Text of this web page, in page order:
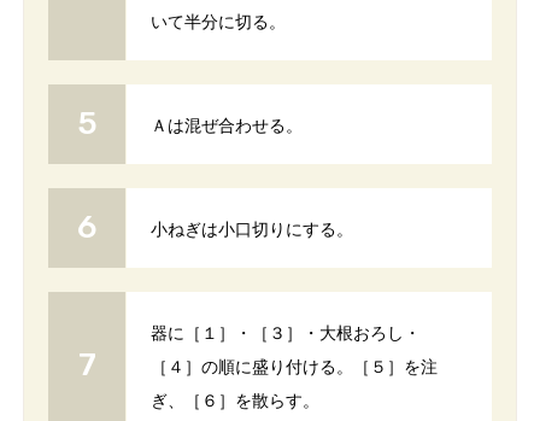
いて半分に切る。
Ａは混ぜ合わせる。
小ねぎは小口切りにする。
器に［１］・［３］・大根おろし・
［４］の順に盛り付ける。［５］を注
ぎ、［６］を散らす。